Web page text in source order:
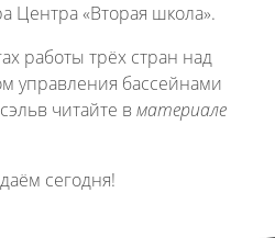
Центра «Вторая школа».
работы трёх стран над
управления бассейнами
читайте вматериале
сегодня!